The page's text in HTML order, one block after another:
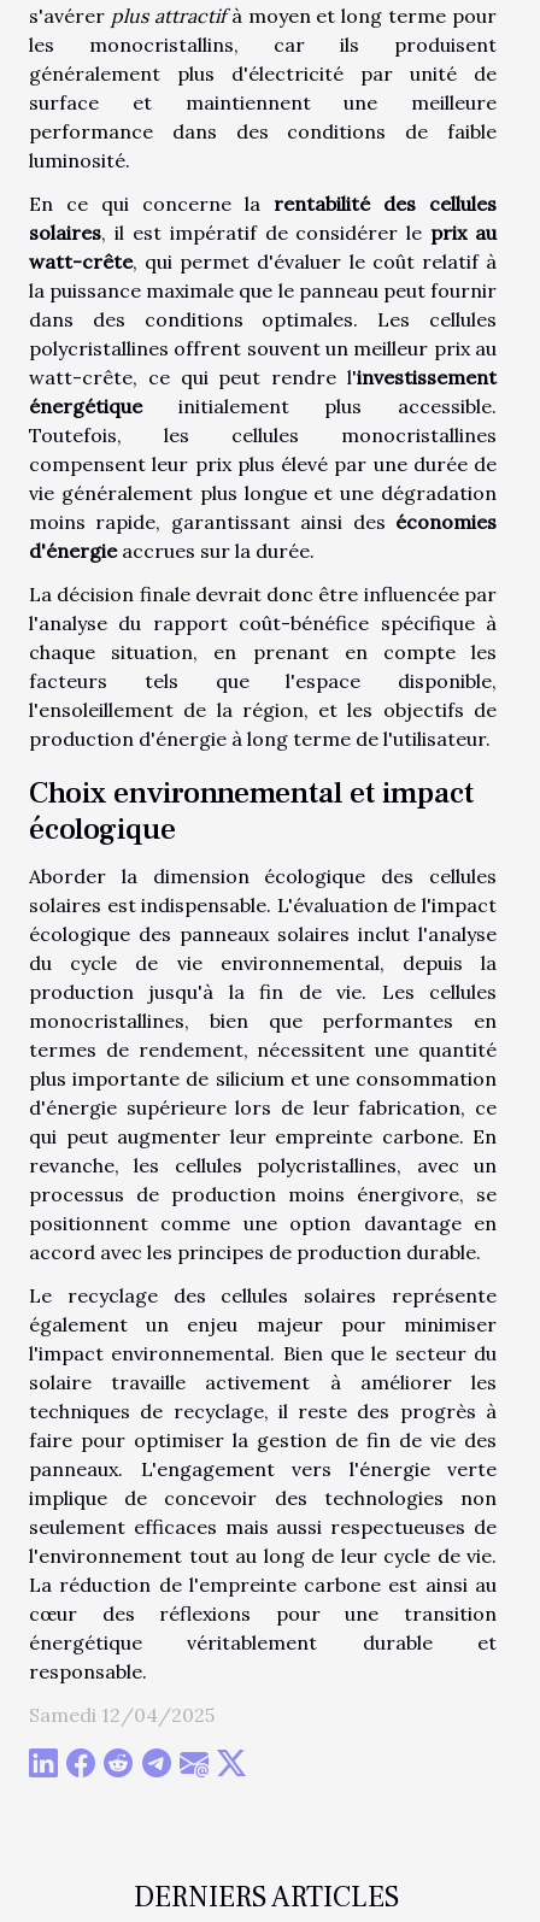
s'avérer plus attractifà moyen et long terme pour
les monocristallins, car ils produisent
généralement plus d'électricité par unité de
surface et maintiennent une meilleure
performance dans des conditions de faible
luminosité.
En ce qui concerne la rentabilité des cellules
solaires, il est impératif de considérer le prix au
watt-crête, qui permet d'évaluer le coût relatif à
la puissance maximale que le panneau peut fournir
dans des conditions optimales. Les cellules
polycristallines offrent souvent un meilleur prix au
watt-crête, ce qui peut rendre l'investissement
énergétiqueinitialement plus accessible.
Toutefois, les cellules monocristallines
compensent leur prix plus élevé par une durée de
vie généralement plus longue et une dégradation
moins rapide, garantissant ainsi des économies
d'énergieaccrues sur la durée.
La décision finale devrait donc être influencée par
l'analyse du rapport coût-bénéfice spécifique à
chaque situation, en prenant en compte les
facteurs tels que l'espace disponible,
l'ensoleillement de la région, et les objectifs de
production d'énergie à long terme de l'utilisateur.
Choix environnemental et impact
écologique
Aborder la dimension écologique des cellules
solaires est indispensable. L'évaluation de l'impact
écologique des panneaux solaires inclut l'analyse
du cycle de vie environnemental, depuis la
production jusqu'à la fin de vie. Les cellules
monocristallines, bien que performantes en
termes de rendement, nécessitent une quantité
plus importante de silicium et une consommation
d'énergie supérieure lors de leur fabrication, ce
qui peut augmenter leur empreinte carbone. En
revanche, les cellules polycristallines, avec un
processus de production moins énergivore, se
positionnent comme une option davantage en
accord avec les principes de production durable.
Le recyclage des cellules solaires représente
également un enjeu majeur pour minimiser
l'impact environnemental. Bien que le secteur du
solaire travaille activement à améliorer les
techniques de recyclage, il reste des progrès à
faire pour optimiser la gestion de fin de vie des
panneaux. L'engagement vers l'énergie verte
implique de concevoir des technologies non
seulement efficaces mais aussi respectueuses de
l'environnement tout au long de leur cycle de vie.
La réduction de l'empreinte carbone est ainsi au
cœur des réflexions pour une transition
énergétique véritablement durable et
responsable.
Samedi 12/04/2025
DERNIERS ARTICLES